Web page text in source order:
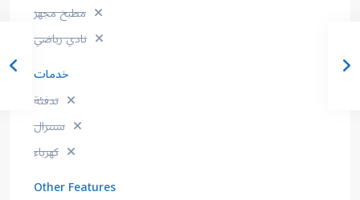
مطبخ مجهز
نادي رياضي
خدمات
تدفئة
سنترال
كهرباء
Other Features